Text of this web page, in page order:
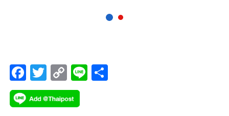
F
ac
e
T
wi
tt
C
o
p
Li